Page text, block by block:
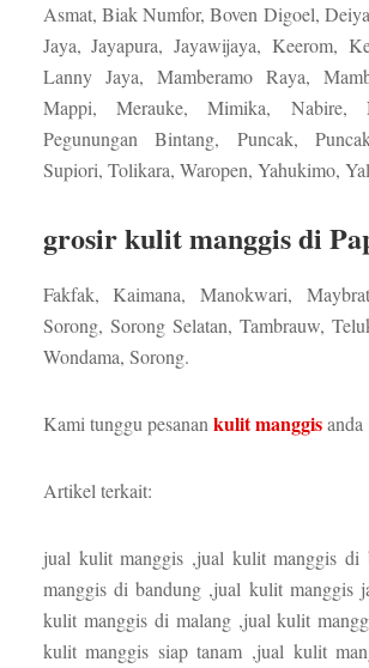
Asmat, Biak Numfor, Boven Digoel,
Jaya, Jayapura, Jayawijaya, Keerom,
Lanny Jaya, Mamberamo Raya,
Mappi, Merauke, Mimika, Nabire,
Pegunungan Bintang, Puncak,
Supiori, Tolikara, Waropen, Yahukimo,
grosir kulit manggis di
Fakfak, Kaimana, Manokwari,
Sorong, Sorong Selatan, Tambrauw,
Wondama, Sorong.
Kami tunggu pesanan kulit manggisanda
Artikel terkait:
jual kulit manggis ,jual kulit manggis
manggis di bandung ,jual kulit manggis
kulit manggis di malang ,jual kulit
kulit manggis siap tanam ,jual kulit